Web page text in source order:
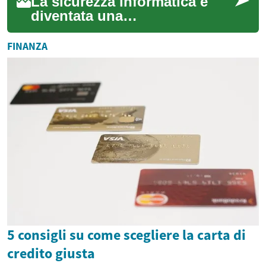
diventata una
preoccupazione crescente
nell'era digitale in cui
viviamo. Con l'aumento del...
FINANZA
5 consigli su come scegliere la carta di
credito giusta